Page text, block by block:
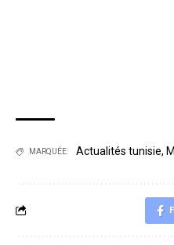
MARQUÉE: Actualités tunisie,